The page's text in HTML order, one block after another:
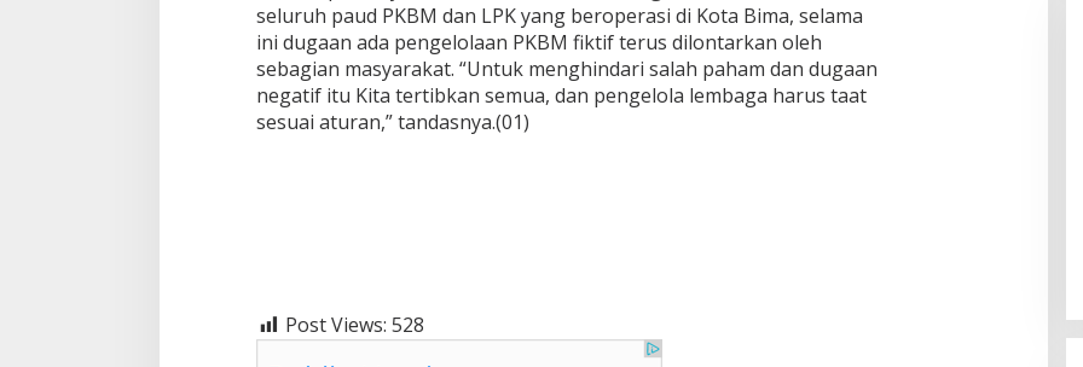
seluruh paud PKBM dan LPK yang beroperasi di Kota Bima, selama
ini dugaan ada pengelolaan PKBM fiktif terus dilontarkan oleh
sebagian masyarakat. “Untuk menghindari salah paham dan dugaan
negatif itu Kita tertibkan semua, dan pengelola lembaga harus taat
sesuai aturan,” tandasnya.(01)
Post Views: 528